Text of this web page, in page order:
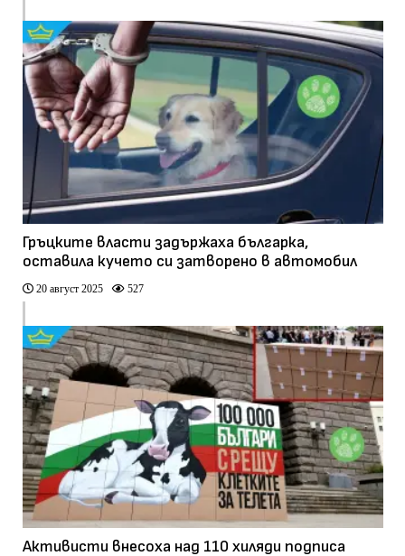
Гръцките власти задържаха българка,
оставила кучето си затворено в автомобил
20 август 2025 527
Активисти внесоха над 110 хиляди подписа